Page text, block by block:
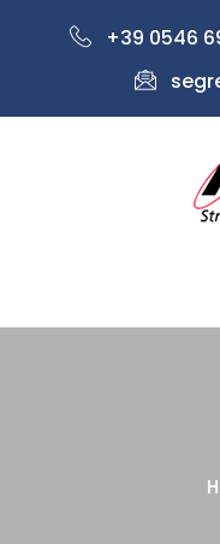
+39 0546